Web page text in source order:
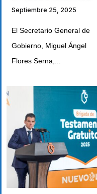
Septiembre 25, 2025
El Secretario General de
Gobierno, Miguel Ángel
Flores Serna,...